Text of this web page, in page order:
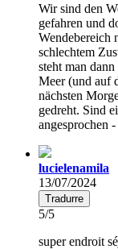
Wir sind den
gefahren und
Wendebereich
schlechtem
steht man
Meer (und auf
nächsten
gedreht. Sind
angesprochen
lucielenamila
13/07/2024
Tradurre
5/5
super endroit